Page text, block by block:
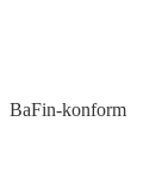
BaFin-konform